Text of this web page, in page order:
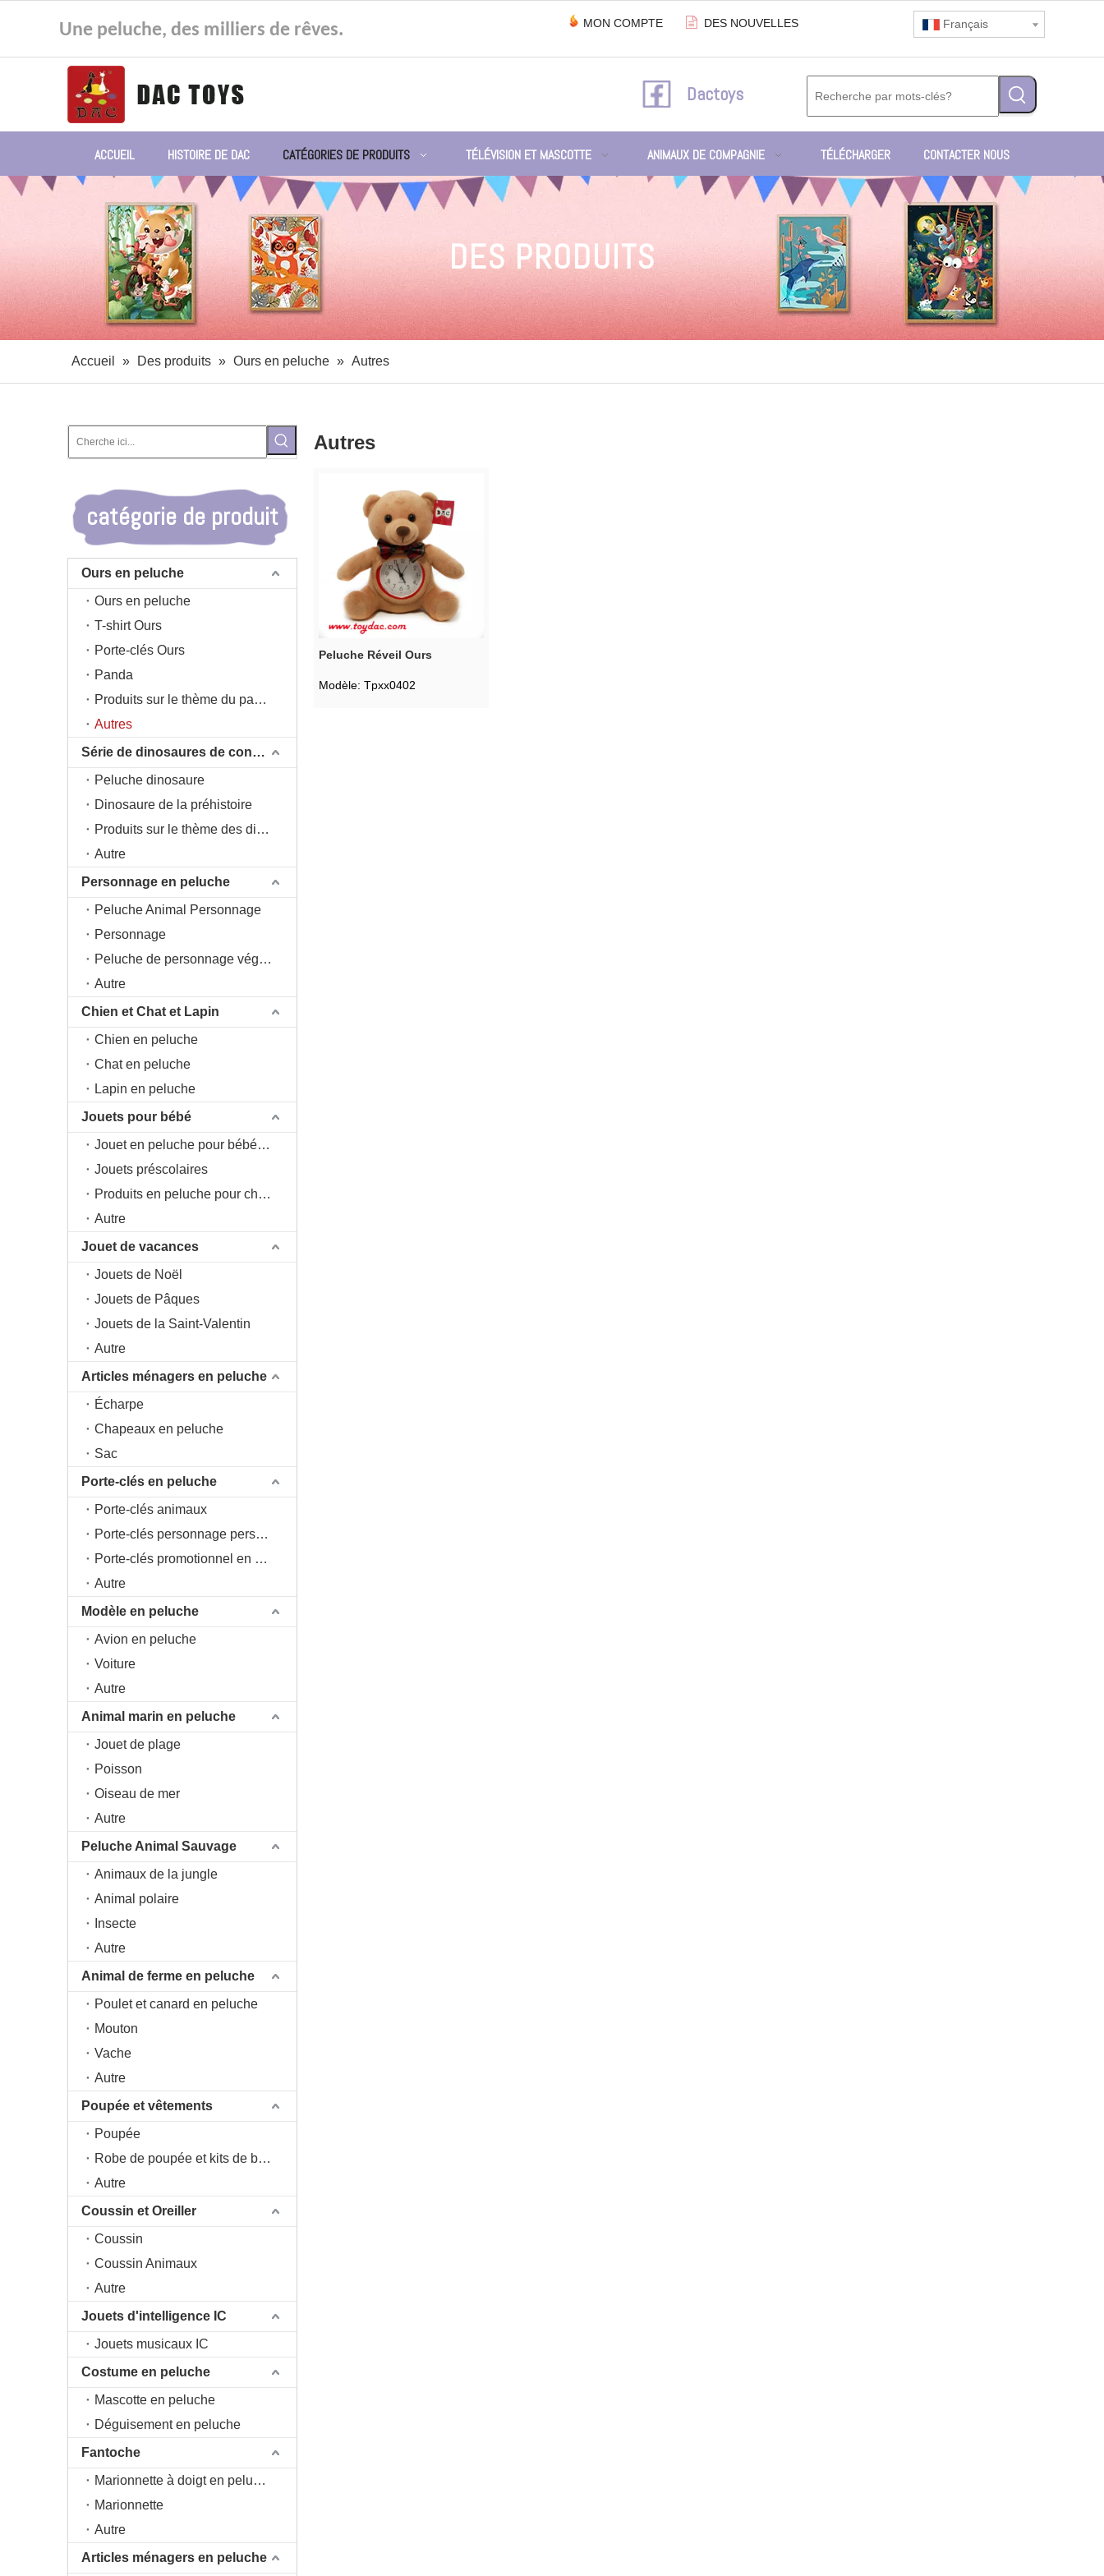
Une peluche, des milliers de rêves. MON COMPTE  DES NOUVELLES Français
Dactoys
ACCUEIL HISTOIRE DE DAC CATÉGORIES DE PRODUITS TÉLÉVISION ET MASCOTTE ANIMAUX DE COMPAGNIE TÉLÉCHARGER CONTACTER NOUS
DES PRODUITS
Accueil » Des produits » Ours en peluche » Autres
catégorie de produit
Ours en peluche
Ours en peluche
T-shirt Ours
Porte-clés Ours
Panda
Produits sur le thème du panda
Autres
Série de dinosaures de conception originale DAC
Peluche dinosaure
Dinosaure de la préhistoire
Produits sur le thème des dinosaures
Autre
Personnage en peluche
Peluche Animal Personnage
Personnage
Peluche de personnage végétal
Autre
Chien et Chat et Lapin
Chien en peluche
Chat en peluche
Lapin en peluche
Jouets pour bébé
Jouet en peluche pour bébé 0+
Jouets préscolaires
Produits en peluche pour chambre d'enfant
Autre
Jouet de vacances
Jouets de Noël
Jouets de Pâques
Jouets de la Saint-Valentin
Autre
Articles ménagers en peluche
Écharpe
Chapeaux en peluche
Sac
Porte-clés en peluche
Porte-clés animaux
Porte-clés personnage personnage
Porte-clés promotionnel en peluche
Autre
Modèle en peluche
Avion en peluche
Voiture
Autre
Animal marin en peluche
Jouet de plage
Poisson
Oiseau de mer
Autre
Peluche Animal Sauvage
Animaux de la jungle
Animal polaire
Insecte
Autre
Animal de ferme en peluche
Poulet et canard en peluche
Mouton
Vache
Autre
Poupée et vêtements
Poupée
Robe de poupée et kits de bricolage
Autre
Coussin et Oreiller
Coussin
Coussin Animaux
Autre
Jouets d'intelligence IC
Jouets musicaux IC
Costume en peluche
Mascotte en peluche
Déguisement en peluche
Fantoche
Marionnette à doigt en peluche
Marionnette
Autre
Articles ménagers en peluche
Autres
Peluche Réveil Ours
Modèle: Tpxx0402